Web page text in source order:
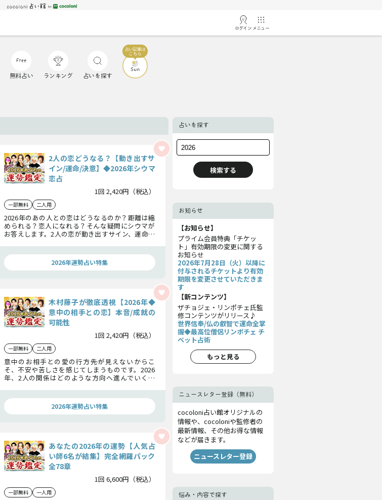
ログイン メニュー
無料占い ランキング 占いを探す
2人の恋どうなる？【動き出すサ
イン/運命/決意】◆2026年シウマ
恋占
1回 2,420円（税込）
一部無料 二人用
2026年のあの人との恋はどうなるのか？距離は縮
められる？恋人になれる？そんな疑問にシウマが
お答えします。2人の恋が動き出すサイン、運命的
しましょう。
2026年運勢占い特集
木村藤子が徹底透視【2026年◆
意中の相手との恋】本音/成就の
可能性
1回 2,420円（税込）
一部無料 二人用
意中のお相手との愛の行方――先が見えないからこ
そ、不安や苦しさを感じてしまうものです。2026
年、2人の関係はどのような方向へ進んでいくの
明らかにいたしましょう。
2026年運勢占い特集
あなたの2026年の運勢【人気占
い師6名が結集】完全網羅パック
全78章
1回 6,600円（税込）
一部無料 一人用
占いを探す
お知らせ
【お知らせ】
プライム会員特典「チケッ
ト」有効期限の変更に関する
お知らせ
2026年7月28日（火）以降に
付与されるチケットより有効
期限を変更させていただきま
す
【新コンテンツ】
ザチョジェ・リンポチェ氏監
修コンテンツがリリース♪
世界信奉/仏の叡智で運命全掌
握◆最高位僧侶リンポチェ チ
ベット占術
もっと見る
ニュースレター登録（無料）
cocoloni占い館オリジナルの
情報や、cocoloniや監修者の
最新情報、その他お得な情報
などが届きます。
ニュースレター登録
悩み・内容で探す